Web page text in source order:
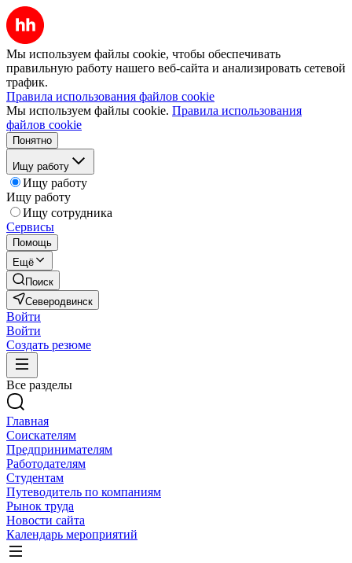
Мы используем файлы cookie, чтобы обеспечивать
правильную работу нашего веб-сайта и анализировать сетевой
трафик.
Правила использования файлов cookie
Мы используем файлы cookie. Правила использования
файлов cookie
Понятно
Ищу работу
Ищу работу
Ищу работу
Ищу сотрудника
Сервисы
Помощь
Ещё
Поиск
Северодвинск
Войти
Войти
Создать резюме
Все разделы
Главная
Соискателям
Предпринимателям
Работодателям
Студентам
Путеводитель по компаниям
Рынок труда
Новости сайта
Календарь мероприятий